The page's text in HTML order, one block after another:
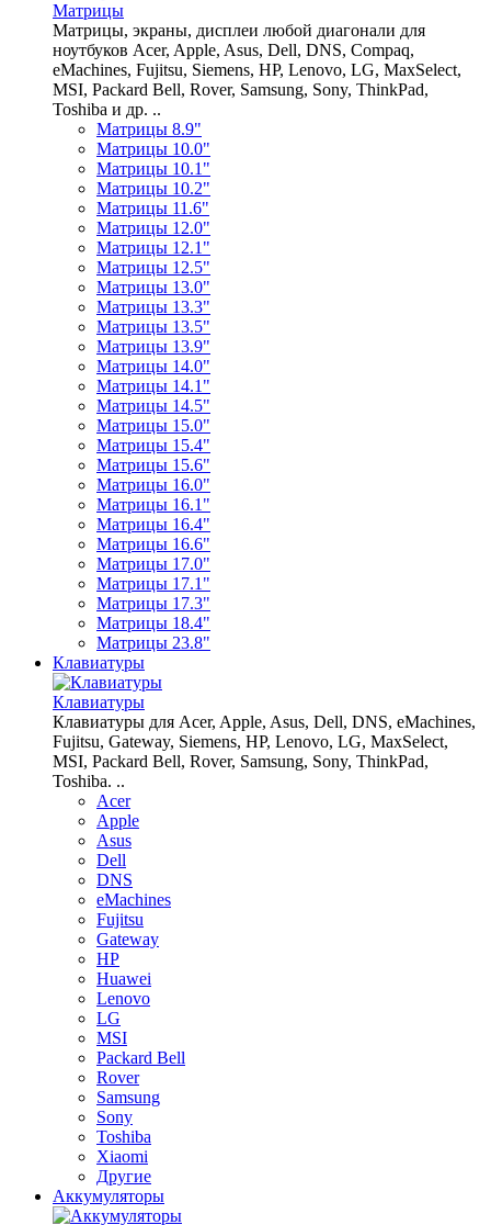
Матрицы
Матрицы, экраны, дисплеи любой диагонали для
ноутбуков Acer, Apple, Asus, Dell, DNS, Compaq,
eMachines, Fujitsu, Siemens, HP, Lenovo, LG, MaxSelect,
MSI, Packard Bell, Rover, Samsung, Sony, ThinkPad,
Toshiba и др. ..
Матрицы 8.9"
Матрицы 10.0"
Матрицы 10.1"
Матрицы 10.2"
Матрицы 11.6"
Матрицы 12.0"
Матрицы 12.1"
Матрицы 12.5"
Матрицы 13.0"
Матрицы 13.3"
Матрицы 13.5"
Матрицы 13.9"
Матрицы 14.0"
Матрицы 14.1"
Матрицы 14.5"
Матрицы 15.0"
Матрицы 15.4"
Матрицы 15.6"
Матрицы 16.0"
Матрицы 16.1"
Матрицы 16.4"
Матрицы 16.6"
Матрицы 17.0"
Матрицы 17.1"
Матрицы 17.3"
Матрицы 18.4"
Матрицы 23.8"
Клавиатуры
Клавиатуры
Клавиатуры для Acer, Apple, Asus, Dell, DNS, eMachines,
Fujitsu, Gateway, Siemens, HP, Lenovo, LG, MaxSelect,
MSI, Packard Bell, Rover, Samsung, Sony, ThinkPad,
Toshiba. ..
Acer
Apple
Asus
Dell
DNS
eMachines
Fujitsu
Gateway
HP
Huawei
Lenovo
LG
MSI
Packard Bell
Rover
Samsung
Sony
Toshiba
Xiaomi
Другие
Аккумуляторы